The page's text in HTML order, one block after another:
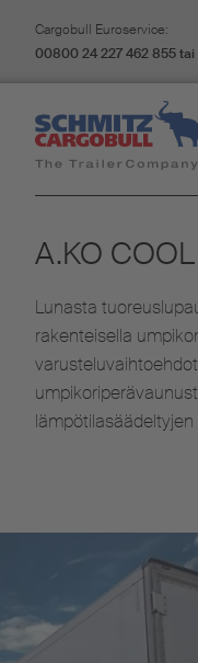
Cargobull Euroservice:
00800 24 227 462 855 tai
A.KO COOL
Lunasta
rakenteisella